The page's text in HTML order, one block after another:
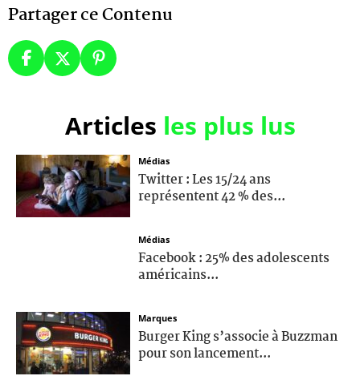
Partager ce Contenu
Articles les plus lus
Médias
Twitter : Les 15/24 ans
représentent 42 % des...
Médias
Facebook : 25% des adolescents
américains...
Marques
Burger King s’associe à Buzzman
pour son lancement...